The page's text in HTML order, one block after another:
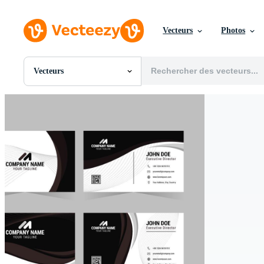
Vecteurs Photos
Vecteurs
Toutes Images
SVGs
Modèles
Vecteurs
Vidéos
Motion graphics
Images Éditoriales